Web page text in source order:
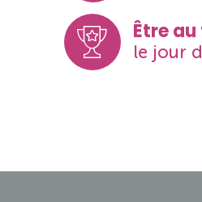
Être
le jour